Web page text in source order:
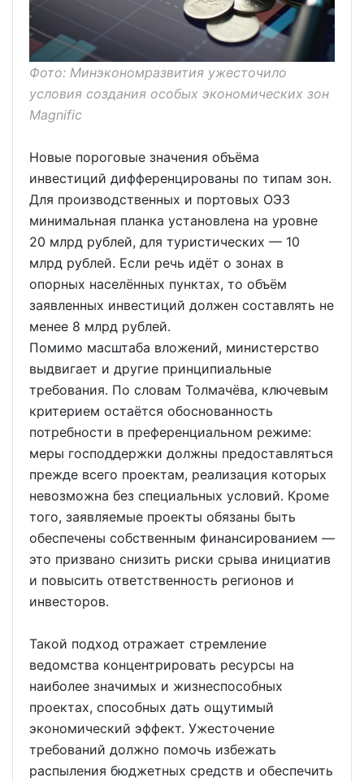
Фото: Минэкономразвития ужесточило
условия создания особых экономических зон
Magnific
Новые пороговые значения объёма
инвестиций дифференцированы по типам зон.
Для производственных и портовых ОЭЗ
минимальная планка установлена на уровне
20 млрд рублей, для туристических — 10
млрд рублей. Если речь идёт о зонах в
опорных населённых пунктах, то объём
заявленных инвестиций должен составлять не
менее 8 млрд рублей.
Помимо масштаба вложений, министерство
выдвигает и другие принципиальные
требования. По словам Толмачёва, ключевым
критерием остаётся обоснованность
потребности в преференциальном режиме:
меры господдержки должны предоставляться
прежде всего проектам, реализация которых
невозможна без специальных условий. Кроме
того, заявляемые проекты обязаны быть
обеспечены собственным финансированием —
это призвано снизить риски срыва инициатив
и повысить ответственность регионов и
инвесторов.
Такой подход отражает стремление
ведомства концентрировать ресурсы на
наиболее значимых и жизнеспособных
проектах, способных дать ощутимый
экономический эффект. Ужесточение
требований должно помочь избежать
распыления бюджетных средств и обеспечить